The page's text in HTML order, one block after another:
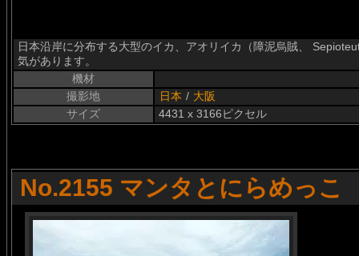
日本沿岸に分布する大型のイカ、アオリイカ（障泥烏賊、
気があります。
機材
撮影地
日本 / 大阪
サイズ
4431 x 3166ピクセル
No.2155 マンタとにらめっこ